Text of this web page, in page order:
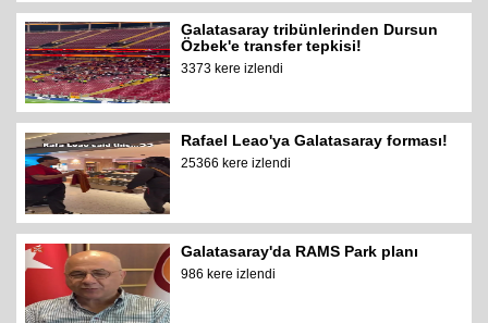
Galatasaray tribünlerinden Dursun
Özbek'e transfer tepkisi!
3373 kere izlendi
Rafael Leao'ya Galatasaray forması!
25366 kere izlendi
Galatasaray'da RAMS Park planı
986 kere izlendi